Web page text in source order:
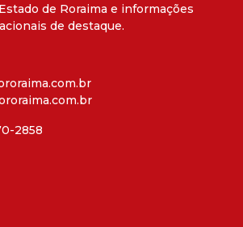
de Roraima e informações
de destaque.
2858